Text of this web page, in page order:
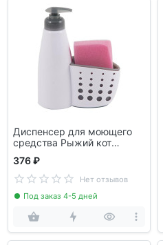
Диспенсер для моющего
средства Рыжий кот
376 ₽
Нет отзывов
Под заказ 4-5 дней